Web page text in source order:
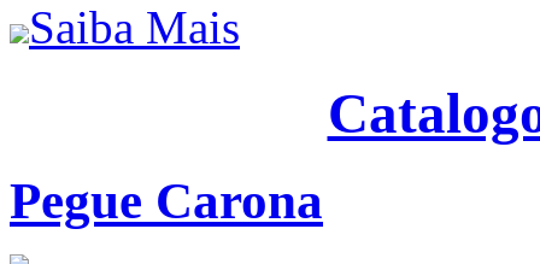
Saiba Mais
Pegue Carona